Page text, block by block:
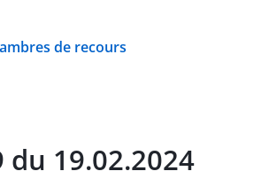
de recours
du 19.02.2024